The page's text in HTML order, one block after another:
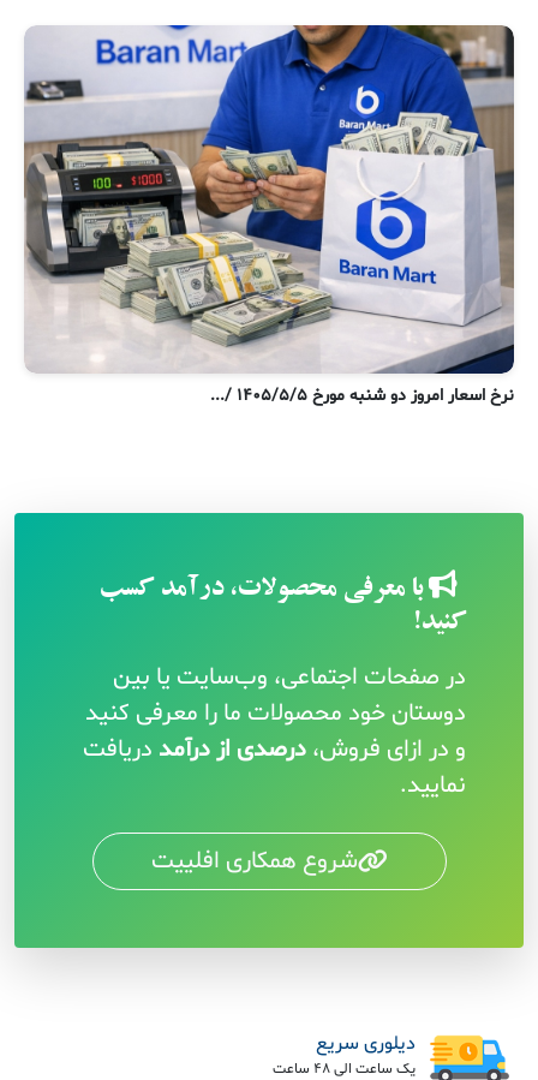
نرخ اسعار امروز دو شنبه مورخ ۱۴۰۵/۵/۵ /...
با معرفی محصولات، درآمد کسب
کنید!
در صفحات اجتماعی، وب‌سایت یا بین
دوستان خود محصولات ما را معرفی کنید
و در ازای فروش، درصدی از درآمد دریافت
نمایید.
شروع همکاری افلییت
دیلوری سریع
یک ساعت الی 48 ساعت